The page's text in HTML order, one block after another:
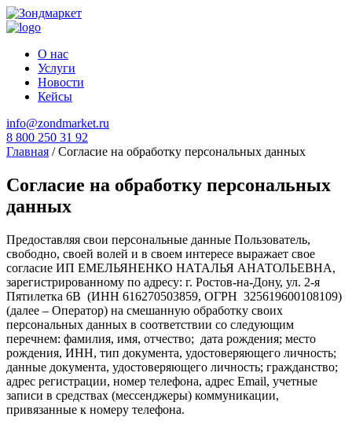
О нас
Услуги
Новости
Кейсы
info@zondmarket.ru
8 800 250 31 92
Главная /Согласие на обработку персональных данных
Согласие на обработку персональных
данных
Предоставляя свои персональные данные Пользователь,
свободно, своей волей и в своем интересе выражает свое
согласие ИП ЕМЕЛЬЯНЕНКО НАТАЛЬЯ АНАТОЛЬЕВНА,
зарегистрированному по адресу: г. Ростов-на-Дону, ул. 2-я
Пятилетка 6В (ИНН 616270503859, ОГРН 325619600108109)
(далее – Оператор) на смешанную обработку своих
персональных данных в соответствии со следующим
перечнем: фамилия, имя, отчество; дата рождения; место
рождения, ИНН, тип документа, удостоверяющего личность;
данные документа, удостоверяющего личность; гражданство;
адрес регистрации, номер телефона, адрес Email, учетные
записи в средствах (мессенджеры) коммуникации,
привязанные к номеру телефона.